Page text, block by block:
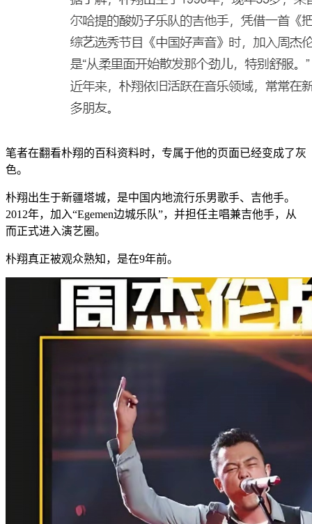
笔者在翻看朴翔的百科资料时，专属于他的页面已经变成了灰
色。
朴翔出生于新疆塔城，是中国内地流行乐男歌手、吉他手。
2012年，加入“Egemen边城乐队”，并担任主唱兼吉他手，从
而正式进入演艺圈。
朴翔真正被观众熟知，是在9年前。